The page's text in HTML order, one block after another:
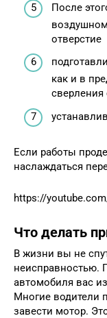
После
отверстие
как и в
сверления
Если работы
наслаждаться
https://
Что делать
В жизни вы не
неисправностью.
автомобиля вас
Многие водители
завести мотор.